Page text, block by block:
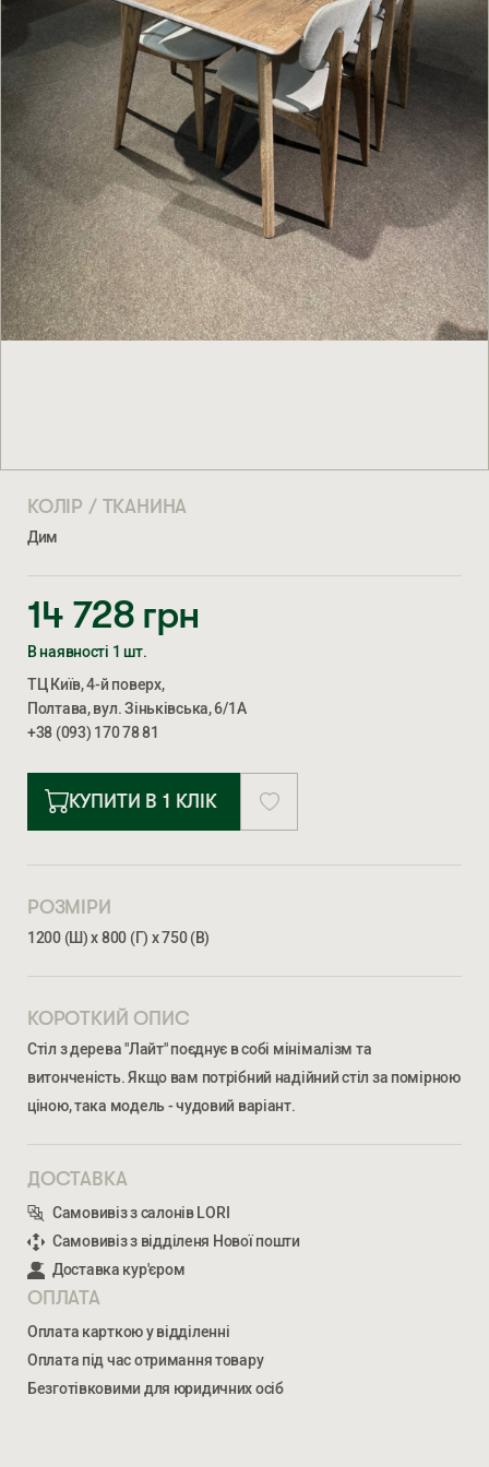
КОЛІР / ТКАНИНА
Дим
14 728 грн
В наявності 1 шт.
ТЦ Київ, 4-й поверх,
Полтава, вул. Зіньківська, 6/1А
+38 (093) 170 78 81
КУПИТИ В 1 КЛІК
РОЗМІРИ
1200 (Ш) х 800 (Г) х 750 (В)
КОРОТКИЙ ОПИС
Стіл з дерева "Лайт" поєднує в собі мінімалізм та
витонченість. Якщо вам потрібний надійний стіл за помірною
ціною, така модель - чудовий варіант.
ДОСТАВКА
Самовивіз з салонів LORI
Самовивіз з відділеня Нової пошти
Доставка кур'єром
ОПЛАТА
Оплата карткою у відділенні
Оплата під час отримання товару
Безготівковими для юридичних осіб
Ми відкриті для співпраці з компаніями, які займаються
облаштуванням житлової та комерційної нерухомості
ВВЕДІТЬ ВАШЕ ПРІЗВИЩЕ ТА ІМ’Я *
ЛАЙТ